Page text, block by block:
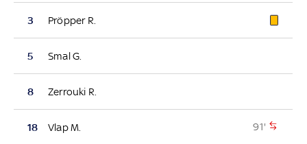
3 Pröpper R.
5 Smal G.
8 Zerrouki R.
18 Vlap M. 91'